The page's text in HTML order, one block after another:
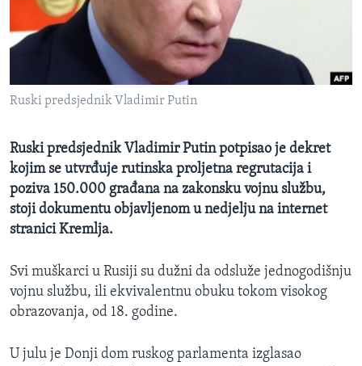
MAGAZIN
O GLASU AMERIKE
Learning English
Jezici
Ruski predsjednik Vladimir Putin
Ruski predsjednik Vladimir Putin potpisao je dekret
kojim se utvrđuje rutinska proljetna regrutacija i
poziva 150.000 građana na zakonsku vojnu službu,
stoji dokumentu objavljenom u nedjelju na internet
stranici Kremlja.
Svi muškarci u Rusiji su dužni da odsluže jednogodišnju
vojnu službu, ili ekvivalentnu obuku tokom visokog
obrazovanja, od 18. godine.
U julu je Donji dom ruskog parlamenta izglasao